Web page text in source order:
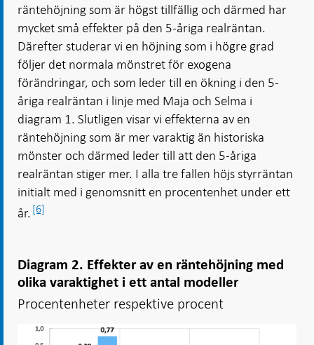
räntehöjning som är högst tillfällig och därmed har
mycket små effekter på den 5-åriga realräntan.
Därefter studerar vi en höjning som i högre grad
följer det normala mönstret för exogena
förändringar, och som leder till en ökning i den 5-
åriga realräntan i linje med Maja och Selma i
diagram 1. Slutligen visar vi effekterna av en
räntehöjning som är mer varaktig än historiska
mönster och därmed leder till att den 5-åriga
realräntan stiger mer. I alla tre fallen höjs styrräntan
initialt med i genomsnitt en procentenhet under ett
år. [6]
Diagram 2. Effekter av en räntehöjning med
olika varaktighet i ett antal modeller
Procentenheter respektive procent